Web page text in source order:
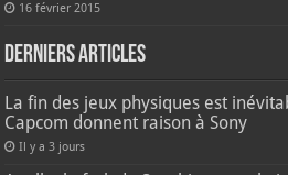
16 février 2015
Derniers articles
La fin des jeux physiques est
Capcom donnent raison à Sony
Il y a 3 jours